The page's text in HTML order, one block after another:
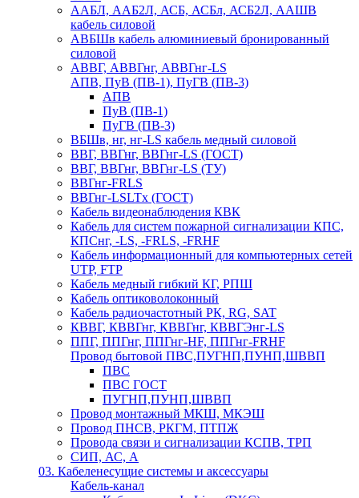
ААБЛ, ААБ2Л, АСБ, АСБл, АСБ2Л, ААШВ
кабель силовой
АВБШв кабель алюминиевый бронированный
силовой
АВВГ, АВВГнг, АВВГнг-LS
АПВ, ПуВ (ПВ-1), ПуГВ (ПВ-3)
АПВ
ПуВ (ПВ-1)
ПуГВ (ПВ-3)
ВБШв, нг, нг-LS кабель медный силовой
ВВГ, ВВГнг, ВВГнг-LS (ГОСТ)
ВВГ, ВВГнг, ВВГнг-LS (ТУ)
ВВГнг-FRLS
ВВГнг-LSLTx (ГОСТ)
Кабель видеонаблюдения КВК
Кабель для систем пожарной сигнализации КПС,
КПСнг, -LS, -FRLS, -FRHF
Кабель информационный для компьютерных сетей
UTP, FTP
Кабель медный гибкий КГ, РПШ
Кабель оптиковолоконный
Кабель радиочастотный РК, RG, SAT
КВВГ, КВВГнг, КВВГнг, КВВГЭнг-LS
ППГ, ППГнг, ППГнг-HF, ППГнг-FRHF
Провод бытовой ПВС,ПУГНП,ПУНП,ШВВП
ПВС
ПВС ГОСТ
ПУГНП,ПУНП,ШВВП
Провод монтажный МКШ, МКЭШ
Провод ПНСВ, РКГМ, ПТПЖ
Провода связи и сигнализации КСПВ, ТРП
СИП, АС, А
03. Кабеленесущие системы и аксессуары
Кабель-канал